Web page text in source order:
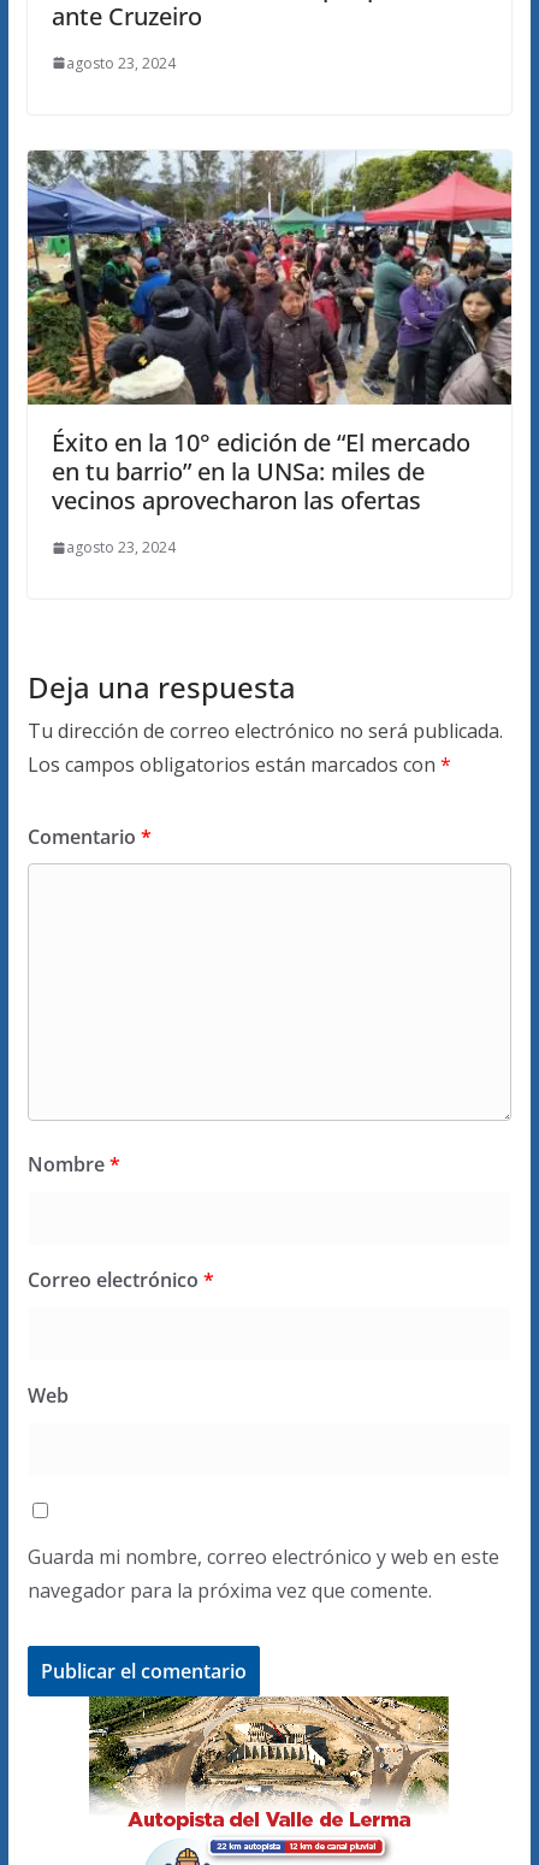
ante Cruzeiro
agosto 23, 2024
Éxito en la 10° edición de “El mercado
en tu barrio” en la UNSa: miles de
vecinos aprovecharon las ofertas
agosto 23, 2024
Deja una respuesta
Tu dirección de correo electrónico no será publicada.
Los campos obligatorios están marcados con *
Comentario *
Nombre*
Correo electrónico *
Web
Guarda mi nombre, correo electrónico y web en este
navegador para la próxima vez que comente.